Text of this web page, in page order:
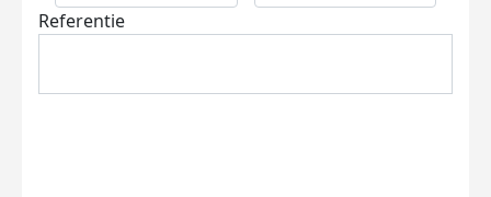
Referentie